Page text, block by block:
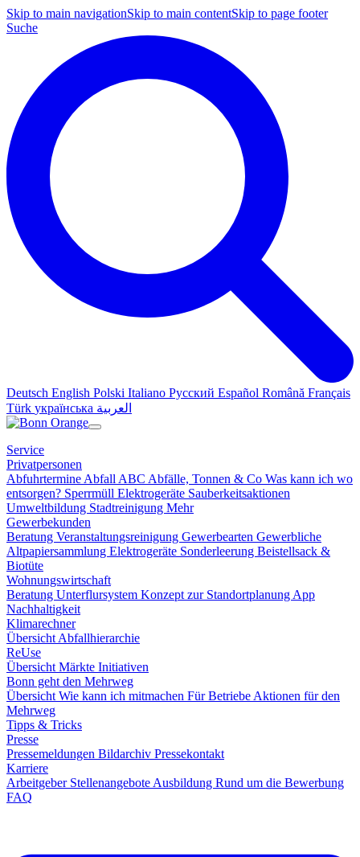
Skip to main navigationSkip to main contentSkip to page footer
Suche
Deutsch English Polski Italiano Русский Español Română Français
Türk українська العربية
Service
Privatpersonen
Abfuhrtermine Abfall ABC Abfälle, Tonnen & Co Was kann ich wo
entsorgen? Sperrmüll Elektrogeräte Sauberkeitsaktionen
Umweltbildung Stadtreinigung Mehr
Gewerbekunden
Beratung Veranstaltungsreinigung Gewerbearten Gewerbliche
Altpapiersammlung Elektrogeräte Sonderleerung Beistellsack &
Biotüte
Wohnungswirtschaft
Beratung Unterflursystem Konzept zur Standortplanung App
Nachhaltigkeit
Klimarechner
Übersicht Abfallhierarchie
ReUse
Übersicht Märkte Initiativen
Bonn geht den Mehrweg
Übersicht Wie kann ich mitmachen Für Betriebe Aktionen für den
Mehrweg
Tipps & Tricks
Presse
Pressemeldungen Bildarchiv Pressekontakt
Karriere
Arbeitgeber Stellenangebote Ausbildung Rund um die Bewerbung
FAQ